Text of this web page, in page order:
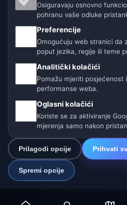
🇩🇪🇦🇹🇨🇭 Njemačka /
🌎 Latinska Amerika i
🇮🇳 Južna i
Operater: Spolek Minizoo.cz
© 2026 Vrijeme Online · Podaci:
OpenWeatherMap ·
Osiguravaju osnovno
pohranu vaše odluke
Preferencije
Omogućuju web stranici da
poput jezika, regije ili teme
Analitički kolačići
Pomažu mjeriti posjećenost
performanse weba.
Oglasni kolačići
Koriste se za aktiviranje
mjerenja samo nakon
Prilagodi opcije Prihvati
Spremi opcije